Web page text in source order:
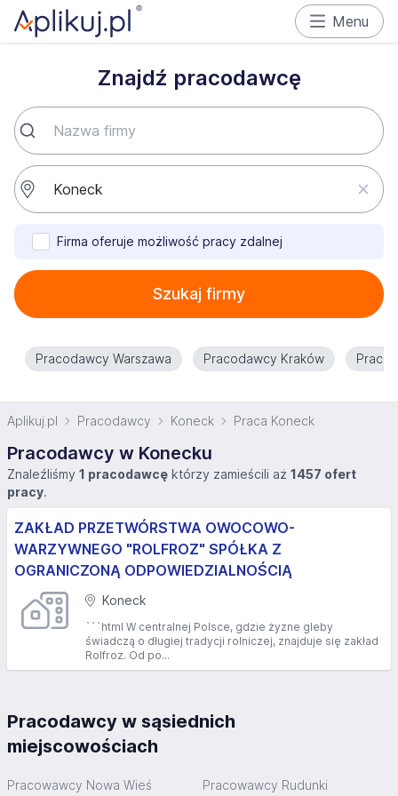
Menu
Znajdź pracodawcę
Firma oferuje możliwość pracy zdalnej
Szukaj firmy
Pracodawcy Warszawa Pracodawcy Kraków
Aplikuj.pl Pracodawcy Koneck Praca Koneck
Pracodawcy w Konecku
Znaleźliśmy 1 pracodawcę którzy zamieścili aż 1457 ofert
pracy.
ZAKŁAD PRZETWÓRSTWA OWOCOWO-
WARZYWNEGO "ROLFROZ" SPÓŁKA Z
OGRANICZONĄ ODPOWIEDZIALNOŚCIĄ
Koneck
```html W centralnej Polsce, gdzie żyzne gleby
świadczą o długiej tradycji rolniczej, znajduje się zakład
Rolfroz. Od po...
Pracodawcy w sąsiednich
miejscowościach
Pracowawcy Nowa Wieś Pracowawcy Rudunki